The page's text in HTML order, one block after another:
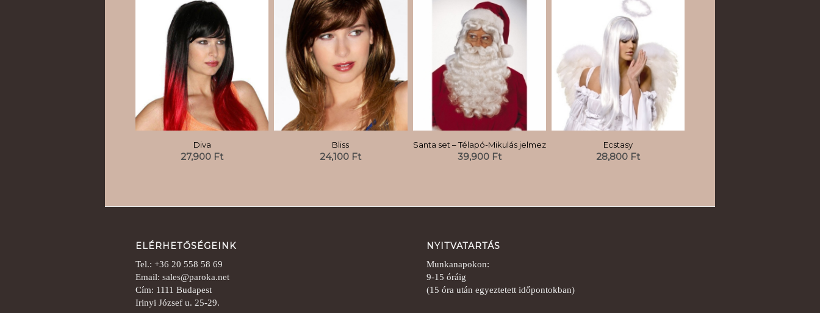
Diva
27,900 Ft
Bliss
24,100 Ft
Santa set – Télapó-Mikulás jelmez
39,900 Ft
Ecstasy
28,800 Ft
ELÉRHETŐSÉGEINK
Tel.: +36 20 558 58 69
Email: sales@paroka.net
Cím: 1111 Budapest
Irinyi József u. 25-29.
NYITVATARTÁS
Munkanapokon:
9-15 óráig
(15 óra után egyeztetett időpontokban)